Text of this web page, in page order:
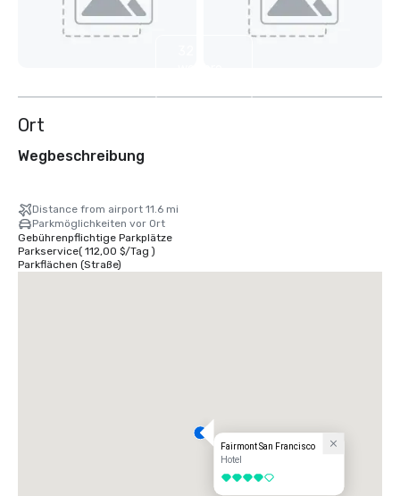
Ort
Wegbeschreibung
Distance from airport 11.6 mi
Parkmöglichkeiten vor Ort
Gebührenpflichtige Parkplätze
Parkservice( 112,00 $/Tag )
Parkflächen (Straße)
Fairmont San Francisco
Hotel
4 von 5